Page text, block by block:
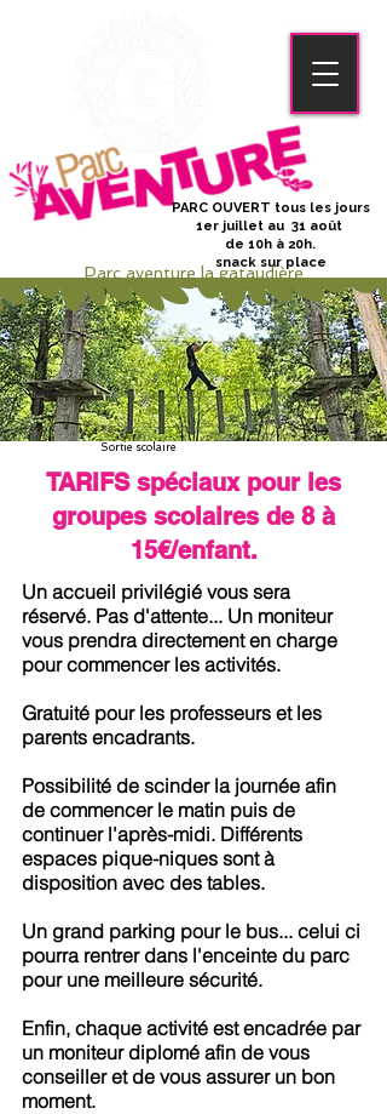
PARC OUVERT tous les jours
1er juillet au 31 août
de 10h à 20h.
snack sur place
Parc aventure la gataudière
Sortie scolaire
TARIFS spéciaux pour les
groupes scolaires de 8 à
15€/enfant.
Un accueil privilégié vous sera
réservé. Pas d'attente... Un moniteur
vous prendra directement en charge
pour commencer les activités.
Gratuité pour les professeurs et les
parents encadrants.
Possibilité de scinder la journée afin
de commencer le matin puis de
continuer l'après-midi. Différents
espaces pique-niques sont à
disposition avec des tables.
Un grand parking pour le bus... celui ci
pourra rentrer dans l'enceinte du parc
pour une meilleure sécurité.
Enfin, chaque activité est encadrée par
un moniteur diplomé afin de vous
conseiller et de vous assurer un bon
moment.